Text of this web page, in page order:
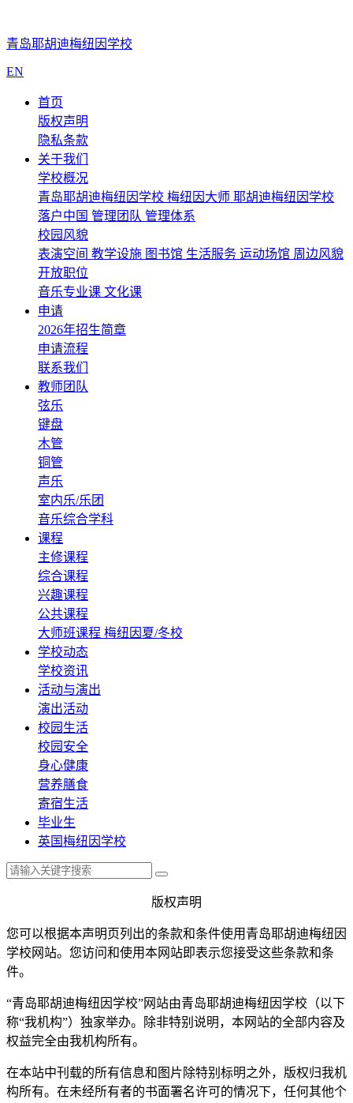
青岛耶胡迪梅纽因学校
EN
首页
版权声明
隐私条款
关于我们
学校概况
青岛耶胡迪梅纽因学校 梅纽因大师 耶胡迪梅纽因学校
落户中国 管理团队 管理体系
校园风貌
表演空间 教学设施 图书馆 生活服务 运动场馆 周边风貌
开放职位
音乐专业课 文化课
申请
2026年招生简章
申请流程
联系我们
教师团队
弦乐
键盘
木管
铜管
声乐
室内乐/乐团
音乐综合学科
课程
主修课程
综合课程
兴趣课程
公共课程
大师班课程 梅纽因夏/冬校
学校动态
学校资讯
活动与演出
演出活动
校园生活
校园安全
身心健康
营养膳食
寄宿生活
毕业生
英国梅纽因学校
版权声明
您可以根据本声明页列出的条款和条件使用青岛耶胡迪梅纽因
学校网站。您访问和使用本网站即表示您接受这些条款和条
件。
“青岛耶胡迪梅纽因学校”网站由青岛耶胡迪梅纽因学校（以下
称“我机构”）独家举办。除非特别说明，本网站的全部内容及
权益完全由我机构所有。
在本站中刊载的所有信息和图片除特别标明之外，版权归我机
构所有。在未经所有者的书面署名许可的情况下，任何其他个